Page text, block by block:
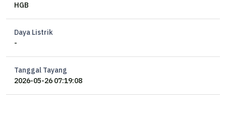
HGB
Daya Listrik
-
Tanggal Tayang
2026-05-26 07:19:08